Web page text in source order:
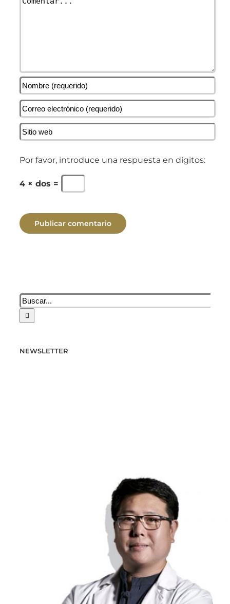
Por favor, introduce una respuesta en dígitos:
4 × dos =
Buscar:
NEWSLETTER